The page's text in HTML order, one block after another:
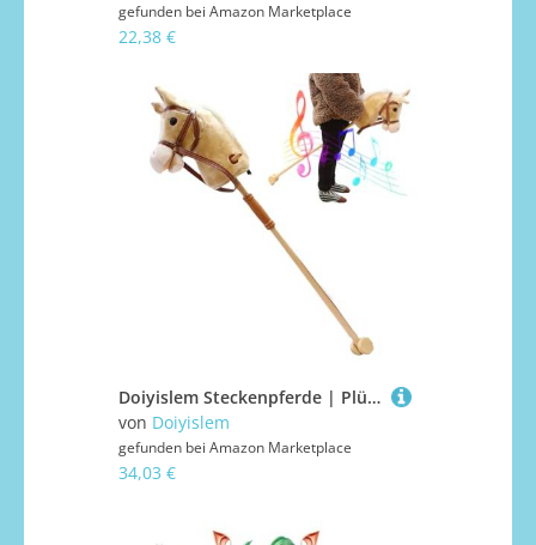
gefunden bei Amazon Marketplace
22,38 €
Doiyislem Steckenpferde | Plüsch Steckenpferd Mit Wiehergeräusch Reitspielzeug - Kuscheltier Für Kleinkinder Mädchen Drinnen Draußen Garten Zuhause Rollenspiel Geburtstagsfeier
von Doiyislem
gefunden bei Amazon Marketplace
34,03 €